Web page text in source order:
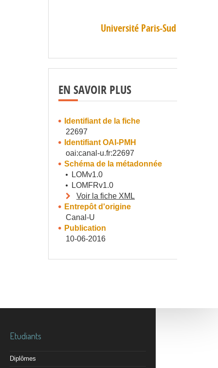
Université Paris-Sud
EN SAVOIR PLUS
Identifiant de la fiche
22697
Identifiant OAI-PMH
oai:canal-u.fr:22697
Schéma de la métadonnée
LOMv1.0
LOMFRv1.0
Voir la fiche XML
Entrepôt d'origine
Canal-U
Publication
10-06-2016
Etudiants
Diplômes